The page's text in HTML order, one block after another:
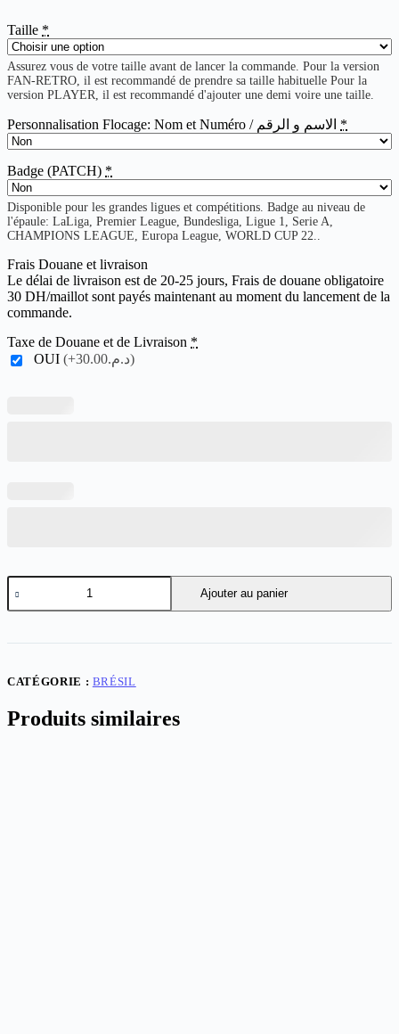
Taille *
Assurez vous de votre taille avant de lancer la commande. Pour la version
FAN-RETRO, il est recommandé de prendre sa taille habituelle Pour la
version PLAYER, il est recommandé d'ajouter une demi voire une taille.
Personnalisation Flocage: Nom et Numéro / الاسم و الرقم *
Badge (PATCH) *
Disponible pour les grandes ligues et compétitions. Badge au niveau de
l'épaule: LaLiga, Premier League, Bundesliga, Ligue 1, Serie A,
CHAMPIONS LEAGUE, Europa League, WORLD CUP 22..
Frais Douane et livraison
Le délai de livraison est de 20-25 jours, Frais de douane obligatoire
30 DH/maillot sont payés maintenant au moment du lancement de la
commande.
Taxe de Douane et de Livraison *
OUI
(+د.م.30.00)
quantité
de
Brazil
Player
Ajouter au panier
CATÉGORIE : BRÉSIL
Produits similaires